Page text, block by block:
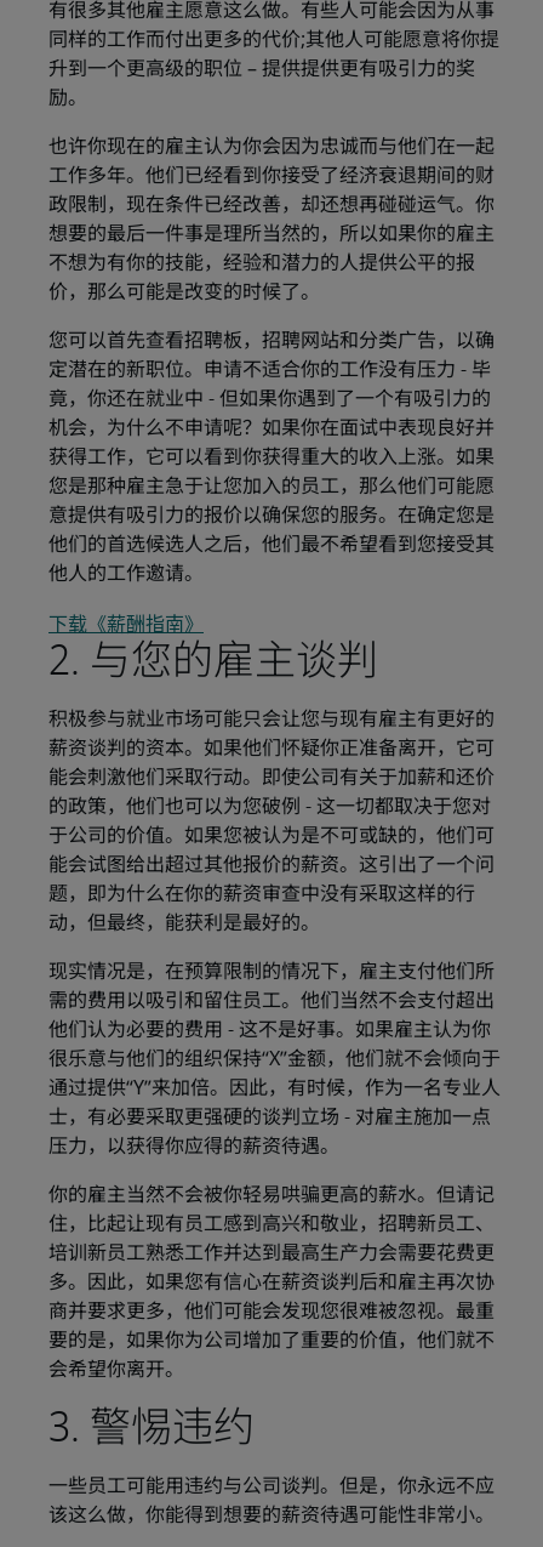
有很多其他雇主愿意这么做。有些人可能会因为从事
同样的工作而付出更多的代价;其他人可能愿意将你提
升到一个更高级的职位 – 提供提供更有吸引力的奖
励。
也许你现在的雇主认为你会因为忠诚而与他们在一起
工作多年。他们已经看到你接受了经济衰退期间的财
政限制，现在条件已经改善，却还想再碰碰运气。你
想要的最后一件事是理所当然的，所以如果你的雇主
不想为有你的技能，经验和潜力的人提供公平的报
价，那么可能是改变的时候了。
您可以首先查看招聘板，招聘网站和分类广告，以确
定潜在的新职位。申请不适合你的工作没有压力 - 毕
竟，你还在就业中 - 但如果你遇到了一个有吸引力的
机会，为什么不申请呢？如果你在面试中表现良好并
获得工作，它可以看到你获得重大的收入上涨。如果
您是那种雇主急于让您加入的员工，那么他们可能愿
意提供有吸引力的报价以确保您的服务。在确定您是
他们的首选候选人之后，他们最不希望看到您接受其
他人的工作邀请。
下载《薪酬指南》
2. 与您的雇主谈判
积极参与就业市场可能只会让您与现有雇主有更好的
薪资谈判的资本。如果他们怀疑你正准备离开，它可
能会刺激他们采取行动。即使公司有关于加薪和还价
的政策，他们也可以为您破例 - 这一切都取决于您对
于公司的价值。如果您被认为是不可或缺的，他们可
能会试图给出超过其他报价的薪资。这引出了一个问
题，即为什么在你的薪资审查中没有采取这样的行
动，但最终，能获利是最好的。
现实情况是，在预算限制的情况下，雇主支付他们所
需的费用以吸引和留住员工。他们当然不会支付超出
他们认为必要的费用 - 这不是好事。如果雇主认为你
很乐意与他们的组织保持“X”金额，他们就不会倾向于
通过提供“Y”来加倍。因此，有时候，作为一名专业人
士，有必要采取更强硬的谈判立场 - 对雇主施加一点
压力，以获得你应得的薪资待遇。
你的雇主当然不会被你轻易哄骗更高的薪水。但请记
住，比起让现有员工感到高兴和敬业，招聘新员工、
培训新员工熟悉工作并达到最高生产力会需要花费更
多。因此，如果您有信心在薪资谈判后和雇主再次协
商并要求更多，他们可能会发现您很难被忽视。最重
要的是，如果你为公司增加了重要的价值，他们就不
会希望你离开。
3. 警惕违约
一些员工可能用违约与公司谈判。但是，你永远不应
该这么做，你能得到想要的薪资待遇可能性非常小。